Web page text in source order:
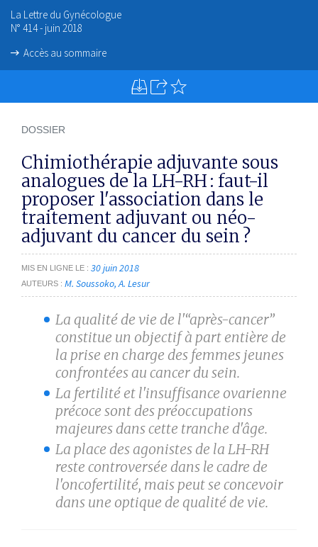
La Lettre du Gynécologue
N° 414 - juin 2018
Accès au sommaire
DOSSIER
Chimiothérapie adjuvante sous
analogues de la LH-RH : faut-il
proposer l'association dans le
traitement adjuvant ou néo-
adjuvant du cancer du sein ?
MIS EN LIGNE LE 30 juin 2018
AUTEURS M. Soussoko A. Lesur
La qualité de vie de l'“après-cancer”
constitue un objectif à part entière de
la prise en charge des femmes jeunes
confrontées au cancer du sein.
La fertilité et l'insuffisance ovarienne
précoce sont des préoccupations
majeures dans cette tranche d'âge.
La place des agonistes de la LH-RH
reste controversée dans le cadre de
l'oncofertilité, mais peut se concevoir
dans une optique de qualité de vie.